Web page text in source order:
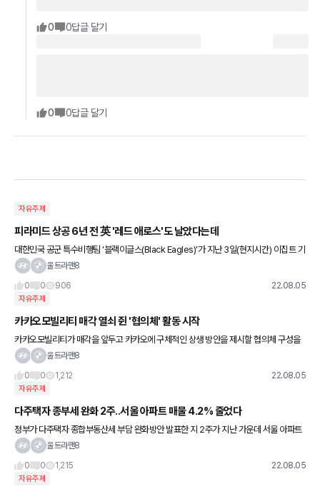
0 0답글 달기
0 0답글 달기
자유주제
피라미드 상공 6년 전 英 '레드 애로스'도 날았다는데
대한민국 공군 특수비행팀 ‘블랙이글스(Black Eagles)’가 지난 3일(현지시간) 이집트 기
자지역 대피라미드 상공에서 30여분간 총 24개의 기동 등 고난도 곡예비행을 펼치며 세
울트라맨8
0
0 906 22.08.05
자유주제
카카오모빌리티 매각 열쇠 쥔 '협의체' 활동 시작
카카오모빌리티가 매각을 앞두고 카카오에 구체적인 상생 방안을 제시할 협의체 구성을
완료했다. 이제 카카오모빌리티 매각의 키는 카카오모빌리티로 넘어갔다. 5일 IT 업계에
울트라맨8
0
0 1,212 22.08.05
자유주제
다주택자 종부세 완화 2주..서울 아파트 매물 4.2% 줄었다
정부가 다주택자 종합부동산세 부담 완화방안 발표한 지 2주가 지난 가운데 서울 아파트
매물이 2700개 넘게 감소한 것으로 나타났다. 세 부담이 줄어들 가능성이 커지자 집주인
울트라맨8
0
0 1,215 22.08.05
자유주제